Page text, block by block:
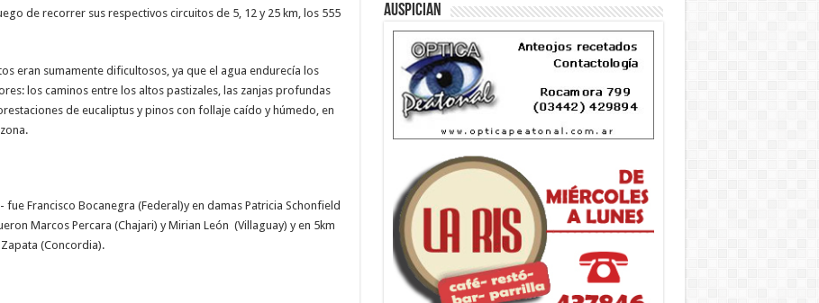
de recorrer sus respectivos circuitos de 5, 12 y 25 km, los 555
eran sumamente dificultosos, ya que el agua endurecía los
los caminos entre los altos pastizales, las zanjas profundas
de eucaliptus y pinos con follaje caído y húmedo, en
Francisco Bocanegra (Federal)y en damas Patricia Schonfield
Marcos Percara (Chajari) y Mirian León (Villaguay) y en 5km
(Concordia).
Auspician